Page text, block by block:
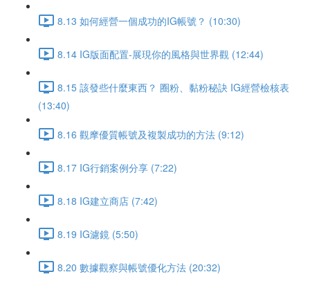
8.13 如何經營一個成功的IG帳號？ (10:30)
8.14 IG版面配置-展現你的風格與世界觀 (12:44)
8.15 該發些什麼東西？ 圈粉、黏粉秘訣 IG經營檢核表
(13:40)
8.16 觀摩優質帳號及複製成功的方法 (9:12)
8.17 IG行銷案例分享 (7:22)
8.18 IG建立商店 (7:42)
8.19 IG濾鏡 (5:50)
8.20 數據觀察與帳號優化方法 (20:32)